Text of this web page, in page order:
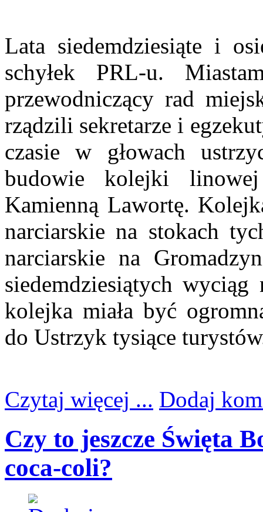
Lata siedemdziesiąte i
schyłek PRL-u.
przewodniczący rad
rządzili sekretarze i
czasie w głowach
budowie kolejki
Kamienną Lawortę.
narciarskie na stokach
narciarskie na
siedemdziesiątych
kolejka miała być
do Ustrzyk tysiące
Czytaj więcej ... Dodaj
Czy to jeszcze Święta
coca-coli?